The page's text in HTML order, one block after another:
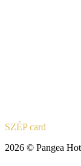
SZÉP card
2026 © Pangea